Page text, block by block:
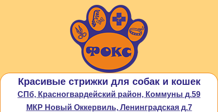
Красивые стрижки для собак и кошек
СПб, Красногвардейский район, Коммуны д.59
МКР Новый Оккервиль, Ленинградская д.7